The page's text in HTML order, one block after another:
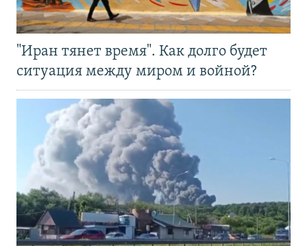
"Иран тянет время". Как долго будет
ситуация между миром и войной?